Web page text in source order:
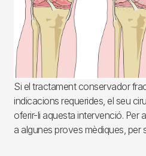
Si el tractament conservador
indicacions requerides, el seu
oferir-li aquesta intervenció. Per
a algunes proves mèdiques, per